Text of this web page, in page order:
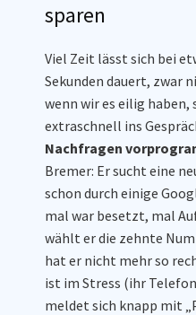
sparen
Viel Zeit lässt sich bei
Sekunden dauert, zwar
wenn wir es eilig haben,
extraschnell ins
Nachfragen
Bremer: Er sucht eine
schon durch einige
mal war besetzt, mal
wählt er die zehnte
hat er nicht mehr so
ist im Stress (ihr
meldet sich knapp mit